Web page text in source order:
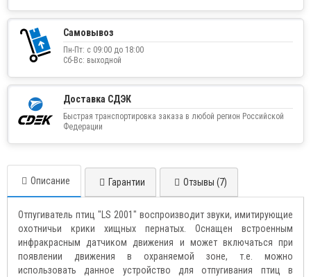
Самовывоз
Пн-Пт: с 09:00 до 18:00
Сб-Вс: выходной
Доставка СДЭК
Быстрая транспортировка заказа в любой регион Российской
Федерации
Описание Гарантии Отзывы (7)
Отпугиватель птиц "LS 2001" воспроизводит звуки, имитирующие
охотничьи крики хищных пернатых. Оснащен встроенным
инфракрасным датчиком движения и может включаться при
появлении движения в охраняемой зоне, т.е. можно
использовать данное устройство для отпугивания птиц в